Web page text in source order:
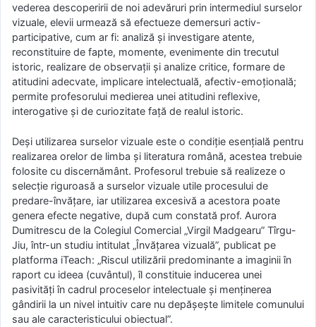
vederea descoperirii de noi adevăruri prin intermediul surselor
vizuale, elevii urmează să efectueze demersuri activ-
participative, cum ar fi: analiză și investigare atente,
reconstituire de fapte, momente, evenimente din trecutul
istoric, realizare de observații și analize critice, formare de
atitudini adecvate, implicare intelectuală, afectiv-emoțională;
permite profesorului medierea unei atitudini reflexive,
interogative și de curiozitate față de realul istoric.
Deși utilizarea surselor vizuale este o condiție esențială pentru
realizarea orelor de limba și literatura română, acestea trebuie
folosite cu discernământ. Profesorul trebuie să realizeze o
selecție riguroasă a surselor vizuale utile procesului de
predare-învățare, iar utilizarea excesivă a acestora poate
genera efecte negative, după cum constată prof. Aurora
Dumitrescu de la Colegiul Comercial „Virgil Madgearu” Tîrgu-
Jiu, într-un studiu intitulat „Învățarea vizuală”, publicat pe
platforma iTeach: „Riscul utilizării predominante a imaginii în
raport cu ideea (cuvântul), îl constituie inducerea unei
pasivităţi în cadrul proceselor intelectuale şi menţinerea
gândirii la un nivel intuitiv care nu depăşeşte limitele comunului
sau ale caracteristicului obiectual”.